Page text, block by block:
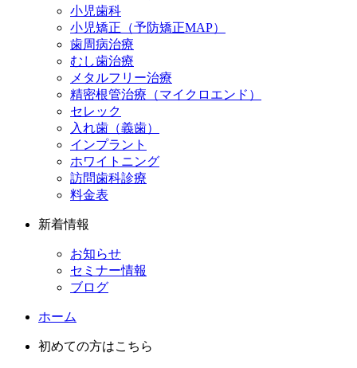
小児歯科
小児矯正（予防矯正MAP）
歯周病治療
むし歯治療
メタルフリー治療
精密根管治療（マイクロエンド）
セレック
入れ歯（義歯）
インプラント
ホワイトニング
訪問歯科診療
料金表
新着情報
お知らせ
セミナー情報
ブログ
ホーム
初めての方はこちら